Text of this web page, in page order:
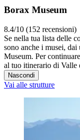
Borax Museum
8.4/10 (152 recensioni)
Se nella tua lista delle
sono anche i musei,
Museum. Per
al tuo itinerario di Valle
Nascondi
Vai alle strutture